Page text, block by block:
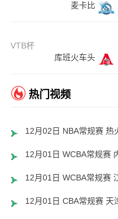
麦卡比
VTB杯
库班火车头
热门视频
12月02日 NBA常规赛 热
12月01日 CBA常规赛 天